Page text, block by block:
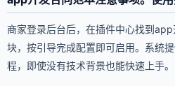
商家登录后台后，在插件中心找到
块，按引导完成配置即可启用。系统
程，即使没有技术背景也能快速上手。